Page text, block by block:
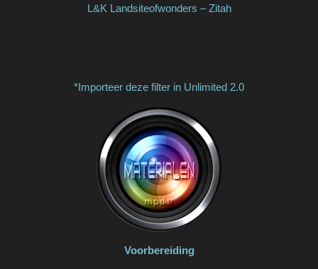
L&K Landsiteofwonders – Zitah
*Importeer deze filter in Unlimited 2.0
Voorbereiding